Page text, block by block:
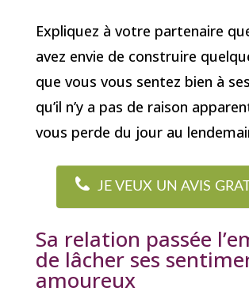
Expliquez à votre partenaire
avez envie de construire
que vous vous sentez bien à
qu’il n’y a pas de raison
vous perde du jour au
JE VEUX UN AVIS
Sa relation passée
de lâcher ses
amoureux